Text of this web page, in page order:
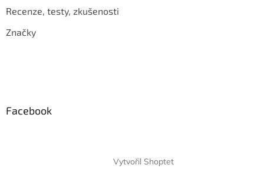
Recenze, testy, zkušenosti
Značky
Facebook
Vytvořil Shoptet